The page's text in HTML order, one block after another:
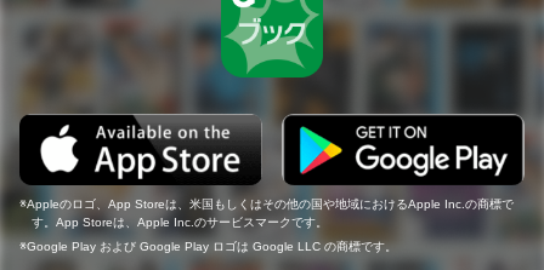
Appleのロゴ、App Storeは、米国もしくはその他の国や地域におけるApple Inc.の商標で
す。App Storeは、Apple Inc.のサービスマークです。
Google Play および Google Play ロゴは Google LLC の商標です。